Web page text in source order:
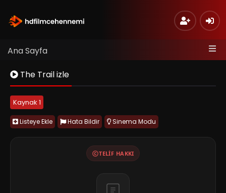
Ana Sayfa
The Trail izle
Kaynak 1
Listeye Ekle Hata Bildir Sinema Modu
TELIF HAKKI